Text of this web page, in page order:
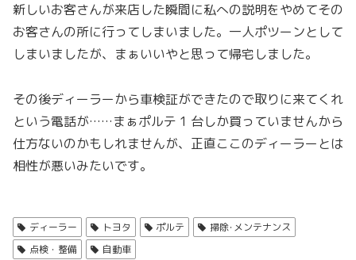
新しいお客さんが来店した瞬間に私への説明をやめてその
お客さんの所に行ってしまいました。一人ポツーンとして
しまいましたが、まぁいいやと思って帰宅しました。
その後ディーラーから車検証ができたので取りに来てくれ
という電話が……まぁポルテ 1 台しか買っていませんから
仕方ないのかもしれませんが、正直ここのディーラーとは
相性が悪いみたいです。
ディーラー トヨタ ポルテ
掃除･メンテナンス
点検・整備
自動車